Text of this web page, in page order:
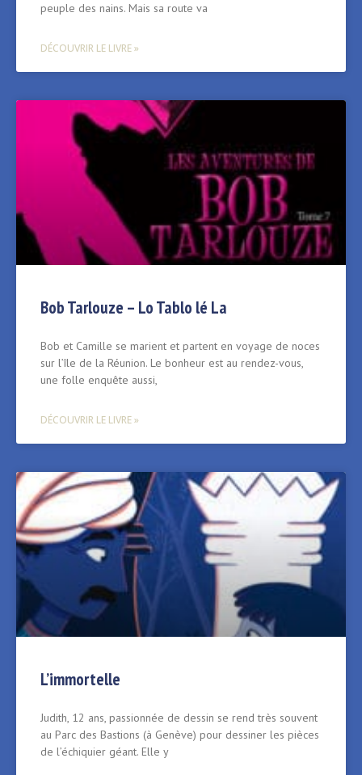
peuple des nains. Mais sa route va
DÉCOUVRIR LE LIVRE »
Bob Tarlouze – Lo Tablo lé La
Bob et Camille se marient et partent en voyage de noces
sur l’île de la Réunion. Le bonheur est au rendez-vous,
une folle enquête aussi,
DÉCOUVRIR LE LIVRE »
L’immortelle
Judith, 12 ans, passionnée de dessin se rend très souvent
au Parc des Bastions (à Genève) pour dessiner les pièces
de l’échiquier géant. Elle y